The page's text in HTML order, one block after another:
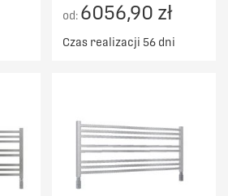
od: 6056,90 zł
Czas realizacji 56 dni